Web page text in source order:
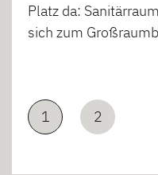
Platz da:
sich zum
1 2